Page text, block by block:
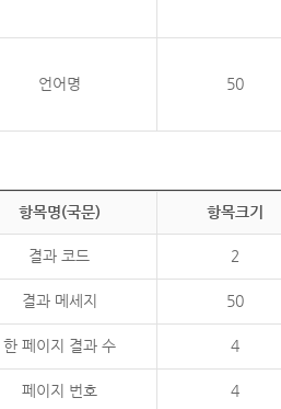
언어명 50
항목명(국문) 항목크기
결과 코드 2
결과 메세지 50
한 페이지 결과 수 4
페이지 번호 4